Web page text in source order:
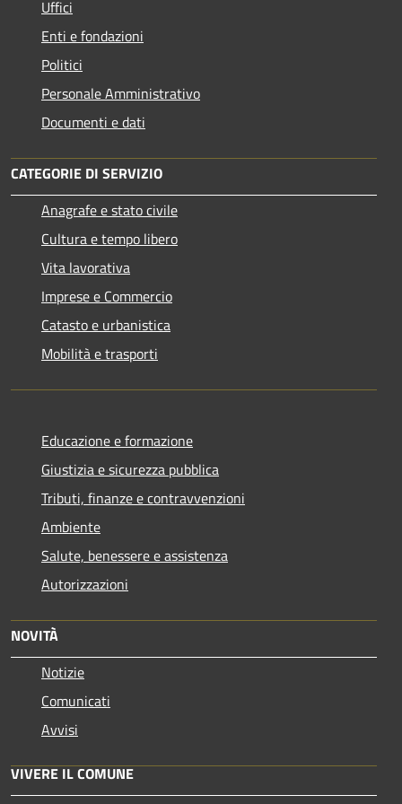
Uffici
Enti e fondazioni
Politici
Personale Amministrativo
Documenti e dati
CATEGORIE DI SERVIZIO
Anagrafe e stato civile
Cultura e tempo libero
Vita lavorativa
Imprese e Commercio
Catasto e urbanistica
Mobilità e trasporti
Educazione e formazione
Giustizia e sicurezza pubblica
Tributi, finanze e contravvenzioni
Ambiente
Salute, benessere e assistenza
Autorizzazioni
NOVITÀ
Notizie
Comunicati
Avvisi
VIVERE IL COMUNE